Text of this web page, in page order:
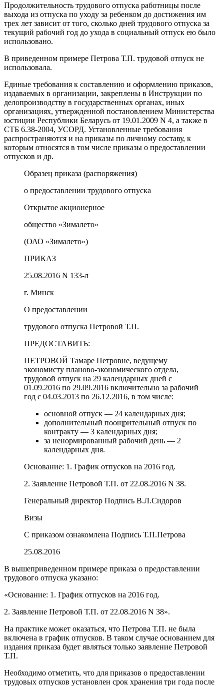
Продолжительность трудового отпуска работницы после
выхода из отпуска по уходу за ребенком до достижения им
трех лет зависит от того, сколько дней трудового отпуска за
текущий рабочий год до ухода в социальный отпуск ею было
использовано.
В приведенном примере Петрова Т.П. трудовой отпуск не
использовала.
Единые требования к составлению и оформлению приказов,
издаваемых в организации, закреплены в Инструкции по
делопроизводству в государственных органах, иных
организациях, утвержденной постановлением Министерства
юстиции Республики Беларусь от 19.01.2009 N 4, а также в
СТБ 6.38-2004, УСОРД. Установленные требования
распространяются и на приказы по личному составу, к
которым относятся в том числе приказы о предоставлении
отпусков и др.
Образец приказа (распоряжения)
о предоставлении трудового отпуска
Открытое акционерное
общество «Зималето»
(ОАО «Зималето»)
ПРИКАЗ
25.08.2016 N 133-л
г. Минск
О предоставлении
трудового отпуска Петровой Т.П.
ПРЕДОСТАВИТЬ:
ПЕТРОВОЙ Тамаре Петровне, ведущему
экономисту планово-экономического отдела,
трудовой отпуск на 29 календарных дней с
01.09.2016 по 29.09.2016 включительно за рабочий
год с 04.03.2013 по 26.12.2016, в том числе:
основной отпуск — 24 календарных дня;
дополнительный поощрительный отпуск по
контракту — 3 календарных дня;
за ненормированный рабочий день — 2
календарных дня.
Основание: 1. График отпусков на 2016 год.
2. Заявление Петровой Т.П. от 22.08.2016 N 38.
Генеральный директор Подпись В.Л.Сидоров
Визы
С приказом ознакомлена Подпись Т.П.Петрова
25.08.2016
В вышеприведенном примере приказа о предоставлении
трудового отпуска указано:
«Основание: 1. График отпусков на 2016 год.
2. Заявление Петровой Т.П. от 22.08.2016 N 38».
На практике может оказаться, что Петрова Т.П. не была
включена в график отпусков. В таком случае основанием для
издания приказа будет являться только заявление Петровой
Т.П.
Необходимо отметить, что для приказов о предоставлении
трудовых отпусков установлен срок хранения три года после